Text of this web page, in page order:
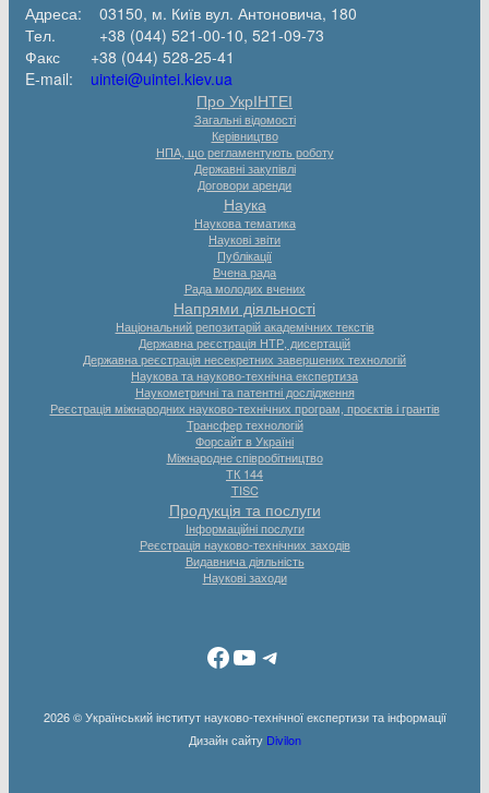
Адреса: 03150, м. Київ вул. Антоновича, 180
Тел. +38 (044) 521-00-10, 521-09-73
Факс +38 (044) 528-25-41
E-mail: uintei@uintei.kiev.ua
Про УкрІНТЕІ
Загальні відомості
Керівництво
НПА, що регламентують роботу
Державні закупівлі
Договори аренди
Наука
Наукова тематика
Наукові звіти
Публікації
Вчена рада
Рада молодих вчених
Напрями діяльності
Національний репозитарій академічних текстів
Державна реєстрація НТР, дисертацій
Державна реєстрація несекретних завершених технологій
Наукова та науково-технічна експертиза
Наукометричні та патентні дослідження
Реєстрація міжнародних науково-технічних програм, проєктів і грантів
Трансфер технологій
Форсайт в Україні
Міжнародне співробітництво
ТК 144
TISC
Продукція та послуги
Інформаційні послуги
Реєстрація науково-технічних заходів
Видавнича діяльність
Наукові заходи
Facebook YouTube Telegram
2026 © Український інститут науково-технічної експертизи та інформації
Дизайн сайту Divilon